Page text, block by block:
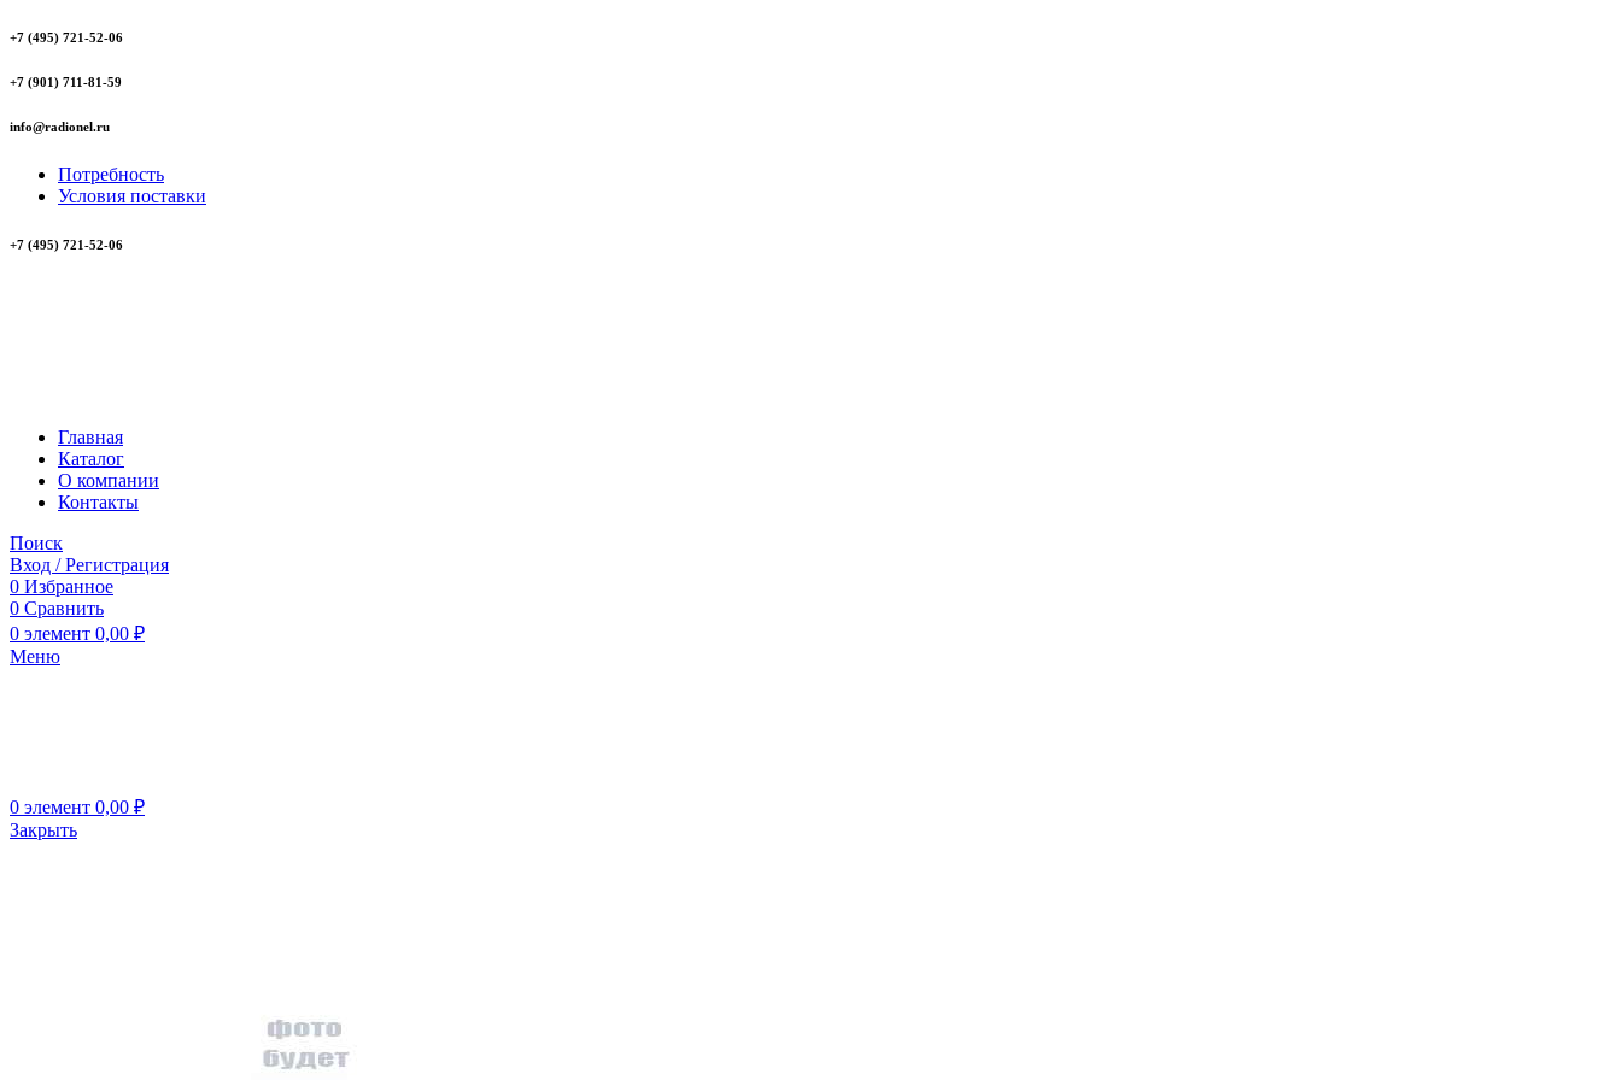
+7 (495) 721-52-06
+7 (901) 711-81-59
info@radionel.ru
Потребность
Условия поставки
+7 (495) 721-52-06
Главная
Каталог
О компании
Контакты
Поиск
Вход / Регистрация
0 Избранное
0 Сравнить
0 элемент 0,00 ₽
Меню
0 элемент 0,00 ₽
Закрыть